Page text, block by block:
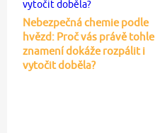
Nebezpečná chemie podle
hvězd: Proč vás právě tohle
znamení dokáže rozpálit i
vytočit doběla?